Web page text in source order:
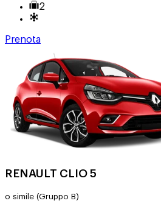
2
Prenota
RENAULT CLIO 5
o simile (Gruppo B)